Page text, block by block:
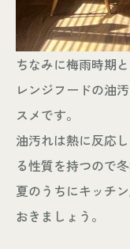
ちなみに梅雨時期
レンジフードの油
スメです。
油汚れは熱に反応
る性質を持つので
夏のうちにキッチ
おきましょう。